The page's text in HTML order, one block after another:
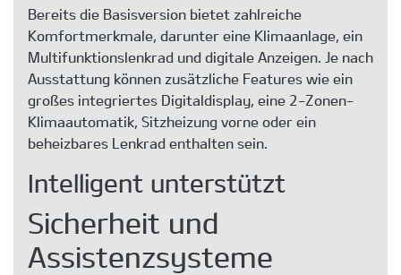
Bereits die Basisversion bietet zahlreiche
Komfortmerkmale, darunter eine Klimaanlage, ein
Multifunktionslenkrad und digitale Anzeigen. Je nach
Ausstattung können zusätzliche Features wie ein
großes integriertes Digitaldisplay, eine 2-Zonen-
Klimaautomatik, Sitzheizung vorne oder ein
beheizbares Lenkrad enthalten sein.
Intelligent unterstützt
Sicherheit und
Assistenzsysteme